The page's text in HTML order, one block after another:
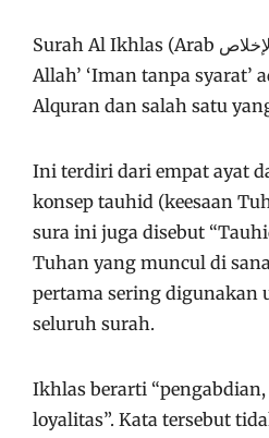
Surah Al Ikhlas (Arab الإخلاص, al-iḫlāṣ ‘Keesaan
Allah’ ‘Iman tanpa syarat’
Alquran dan salah satu
Ini terdiri dari empat ayat
konsep tauhid (keesaan
sura ini juga disebut
Tuhan yang muncul di
pertama sering digunakan
seluruh surah.
Ikhlas berarti
loyalitas”. Kata tersebut